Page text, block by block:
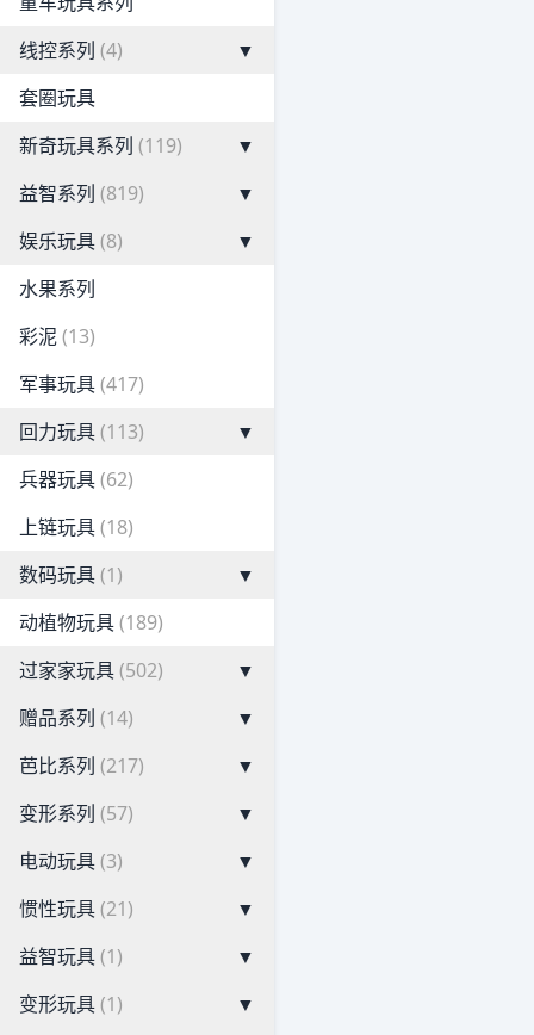
线控系列 (4)
▼
套圈玩具
新奇玩具系列 (119)
▼
益智系列 (819)
▼
娱乐玩具(8)
▼
水果系列
彩泥(13)
军事玩具(417)
回力玩具(113)
▼
兵器玩具(62)
上链玩具(18)
数码玩具(1)
▼
动植物玩具(189)
过家家玩具(502)
▼
赠品系列 (14)
▼
芭比系列 (217)
▼
变形系列 (57)
▼
电动玩具(3)
▼
惯性玩具(21)
▼
益智玩具(1)
▼
变形玩具(1)
▼